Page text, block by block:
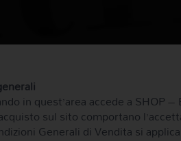
in quest’area accede a
sul sito comportano
Generali di Vendita si